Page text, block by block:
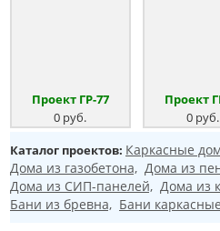
Проект ГР-77
0 руб.
Проект
0 руб.
Каталог проектов: Каркасные
Дома из газобетона, Дома из
Дома из СИП-панелей, Дома из
Бани из бревна, Бани